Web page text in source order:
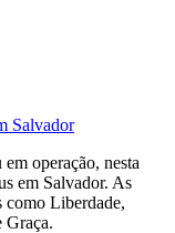
Salvador
operação, nesta
em Salvador. As
como Liberdade,
Graça.